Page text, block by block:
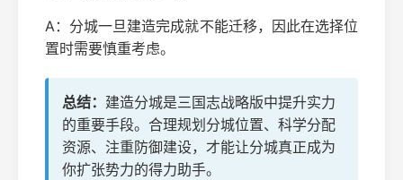
A：分城一旦建造完成就不能迁移，因此在选择位
置时需要慎重考虑。
总结： 建造分城是三国志战略版中提升实力
的重要手段。合理规划分城位置、科学分配
资源、注重防御建设，才能让分城真正成为
你扩张势力的得力助手。